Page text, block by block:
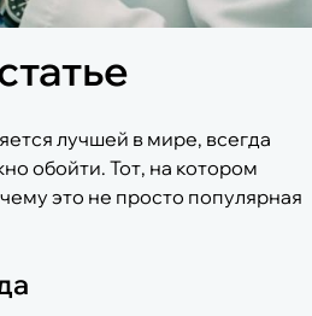
лучшей в мире, всегда
обойти. Тот, на котором
это не просто популярная